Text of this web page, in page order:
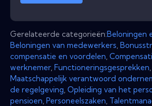
Gerelateerde categorieën:Beloningen
Beloningen van medewerkers
compensatie en voordelen
werknemer, Functioneringsgesprekken
Maatschappelijk verantwoord
de regelgeving Opleiding van het
pensioen Personeelszaken